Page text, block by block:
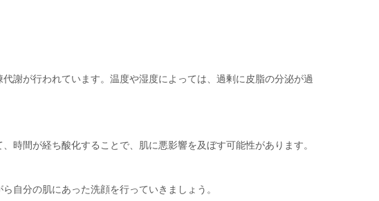
謝が行われています。温度や湿度によっては、過剰に皮脂の分泌が過
間が経ち酸化することで、肌に悪影響を及ぼす可能性があります。
自分の肌にあった洗顔を行っていきましょう。